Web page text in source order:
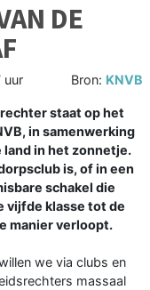
DE
uur Bron: KNVB
staat op het
in samenwerking
land in het zonnetje.
is, of in een
schakel die
vijfde klasse tot de
manier verloopt.
we via clubs en
massaal